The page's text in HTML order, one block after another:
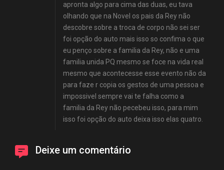
apronta algo para cima das duas, eu tava
olhando que na Novel os pais da Rey não
descobre sobre a troca de corpo não sei ser
foi opção do auto mais isso so confima o que
eu penço sobre a familia da Rey, não e uma
familia unida PQ mesmo se foce na vida real
mesmo que acontecesse esse evento não da
para faze r copia os gestos de uma pessoa e
impossivel sempre vai te falha como a
familia da Rey não pecebeu isso, para mim
isso foi opção do auto deixa isso elas quatro.
Deixe um comentário